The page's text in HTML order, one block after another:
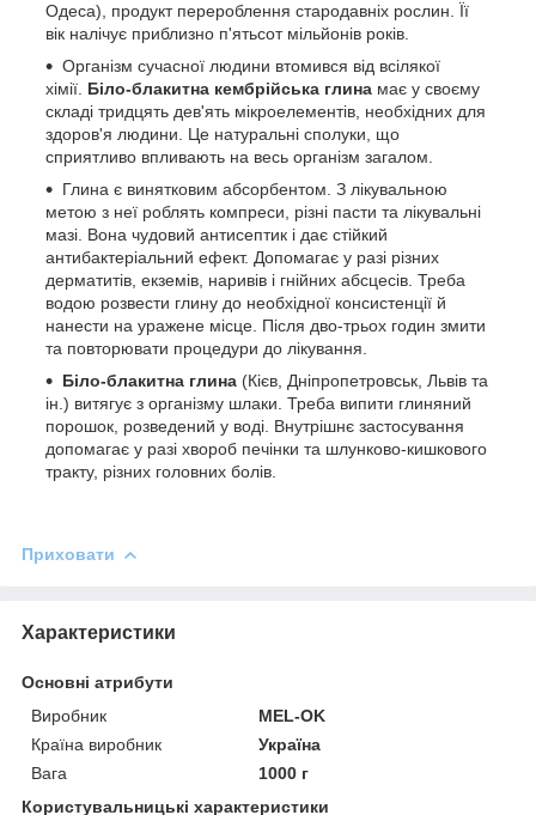
Одеса), продукт перероблення стародавніх рослин. Її
вік налічує приблизно п'ятьсот мільйонів років.
Організм сучасної людини втомився від всілякої
хімії. Біло-блакитна кембрійська глина має у своєму
складі тридцять дев'ять мікроелементів, необхідних для
здоров'я людини. Це натуральні сполуки, що
сприятливо впливають на весь організм загалом.
Глина є винятковим абсорбентом. З лікувальною
метою з неї роблять компреси, різні пасти та лікувальні
мазі. Вона чудовий антисептик і дає стійкий
антибактеріальний ефект. Допомагає у разі різних
дерматитів, екземів, наривів і гнійних абсцесів. Треба
водою розвести глину до необхідної консистенції й
нанести на уражене місце. Після дво-трьох годин змити
та повторювати процедури до лікування.
Біло-блакитна глина (Кієв, Дніпропетровськ, Львів та
ін.) витягує з організму шлаки. Треба випити глиняний
порошок, розведений у воді. Внутрішнє застосування
допомагає у разі хвороб печінки та шлунково-кишкового
тракту, різних головних болів.
Приховати
Характеристики
Основні атрибути
Виробник
MEL-OK
Країна виробник
Україна
Вага
1000 г
Користувальницькі характеристики